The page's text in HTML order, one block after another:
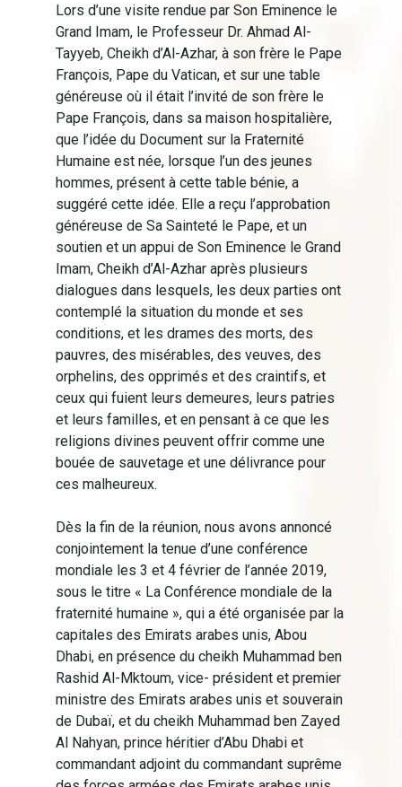
Lors d’une visite rendue par Son Eminence le
Grand Imam, le Professeur Dr. Ahmad Al-
Tayyeb, Cheikh d’Al-Azhar, à son frère le Pape
François, Pape du Vatican, et sur une table
généreuse où il était l’invité de son frère le
Pape François, dans sa maison hospitalière,
que l’idée du Document sur la Fraternité
Humaine est née, lorsque l’un des jeunes
hommes, présent à cette table bénie, a
suggéré cette idée. Elle a reçu l’approbation
généreuse de Sa Sainteté le Pape, et un
soutien et un appui de Son Eminence le Grand
Imam, Cheikh d’Al-Azhar après plusieurs
dialogues dans lesquels, les deux parties ont
contemplé la situation du monde et ses
conditions, et les drames des morts, des
pauvres, des misérables, des veuves, des
orphelins, des opprimés et des craintifs, et
ceux qui fuient leurs demeures, leurs patries
et leurs familles, et en pensant à ce que les
religions divines peuvent offrir comme une
bouée de sauvetage et une délivrance pour
ces malheureux.
Dès la fin de la réunion, nous avons annoncé
conjointement la tenue d’une conférence
mondiale les 3 et 4 février de l’année 2019,
sous le titre « La Conférence mondiale de la
fraternité humaine », qui a été organisée par la
capitales des Emirats arabes unis, Abou
Dhabi, en présence du cheikh Muhammad ben
Rashid Al-Mktoum, vice- président et premier
ministre des Emirats arabes unis et souverain
de Dubaï, et du cheikh Muhammad ben Zayed
Al Nahyan, prince héritier d’Abu Dhabi et
commandant adjoint du commandant suprême